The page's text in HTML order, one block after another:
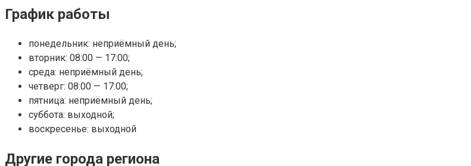
График работы
понедельник: неприёмный день;
вторник: 08:00 — 17:00;
среда: неприёмный день;
четверг: 08:00 — 17:00;
пятница: неприёмный день;
суббота: выходной;
воскресенье: выходной
Другие города региона